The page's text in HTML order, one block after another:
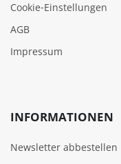
Cookie‑Einstellungen
AGB
Impressum
INFORMATIONEN
Newsletter abbestellen